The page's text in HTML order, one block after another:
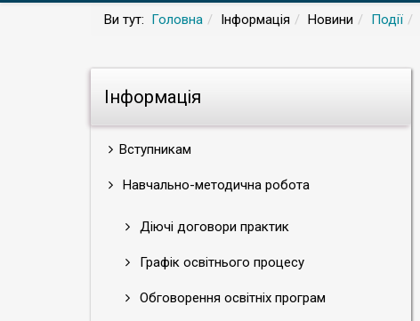
Ви тут: Головна Інформація Новини Події
Інформація
Вступникам
Навчально-методична робота
Діючі договори практик
Графік освітнього процесу
Обговорення освітніх програм